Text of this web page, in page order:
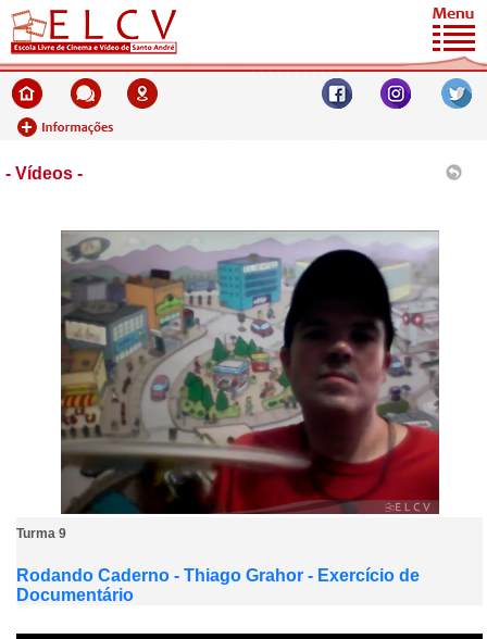
- Vídeos -
Turma 9
Rodando Caderno - Thiago Grahor - Exercício de
Documentário